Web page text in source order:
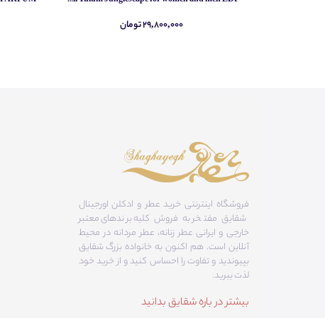
۲۹,۸۰۰,۰۰۰ تومان
فروشگاه اینترنتی خرید عطر و ادکلن اورجینال
شقایق مفتخر به فروش کلیه برندهای معتبر
خارجی و ایرانی عطر زنانه، عطر مردانه در محیط
آنلاین است. هم‌ اکنون به خانواده بزرگ شقایق
بپیوندید و تفاوت را احساس کنید و از خرید خود
لذت ببرید.
بیشتر در باره شقایق بدانید